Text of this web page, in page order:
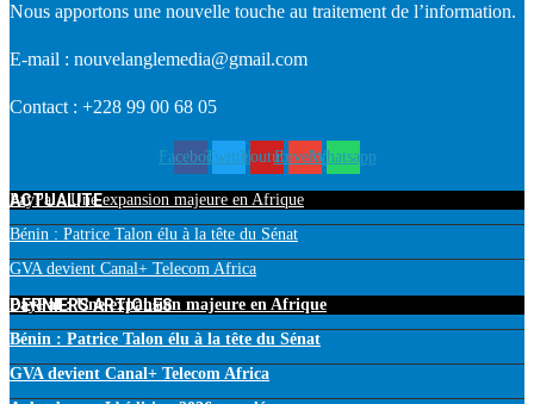
Nous apportons une nouvelle touche au traitement de l’information.
E-mail : nouvelanglemedia@gmail.com
Contact : +228 99 00 68 05
FacebookTwitterYoutubeEnvelopeWhatsapp
ACTUALITE
PayPal : Une expansion majeure en Afrique
Bénin : Patrice Talon élu à la tête du Sénat
GVA devient Canal+ Telecom Africa
DERNIERS ARTICLES
PayPal : Une expansion majeure en Afrique
Bénin : Patrice Talon élu à la tête du Sénat
GVA devient Canal+ Telecom Africa